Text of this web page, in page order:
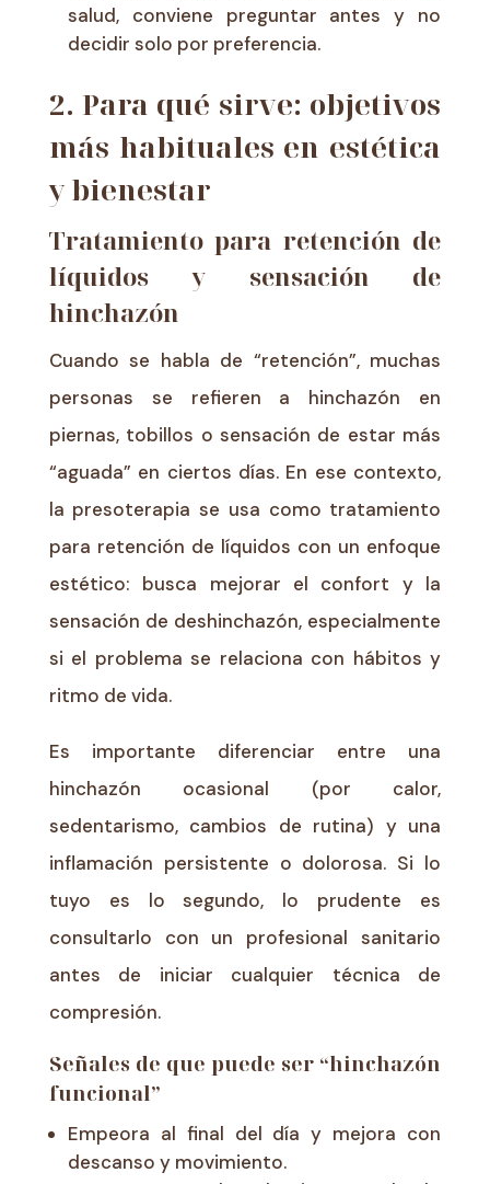
salud, conviene preguntar antes y no
decidir solo por preferencia.
2. Para qué sirve: objetivos
más habituales en estética
y bienestar
Tratamiento para retención de
líquidos y sensación de
hinchazón
Cuando se habla de “retención”, muchas
personas se refieren a hinchazón en
piernas, tobillos o sensación de estar más
“aguada” en ciertos días. En ese contexto,
la presoterapia se usa como tratamiento
para retención de líquidos con un enfoque
estético: busca mejorar el confort y la
sensación de deshinchazón, especialmente
si el problema se relaciona con hábitos y
ritmo de vida.
Es importante diferenciar entre una
hinchazón ocasional (por calor,
sedentarismo, cambios de rutina) y una
inflamación persistente o dolorosa. Si lo
tuyo es lo segundo, lo prudente es
consultarlo con un profesional sanitario
antes de iniciar cualquier técnica de
compresión.
Señales de que puede ser “hinchazón
funcional”
Empeora al final del día y mejora con
descanso y movimiento.